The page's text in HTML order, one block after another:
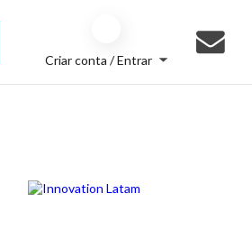
Criar conta / Entrar